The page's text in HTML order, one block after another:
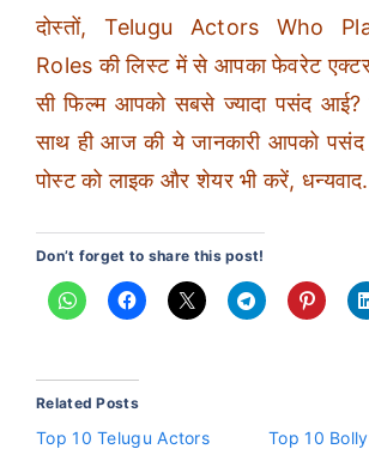
दोस्तों, Telugu Actors Who
Roles की लिस्ट में से आपका फेवरेट
सी फिल्म आपको सबसे ज्यादा पसंद
साथ ही आज की ये जानकारी आपको पसंद
पोस्ट को लाइक और शेयर भी करें, धन्यवाद.
Don’t forget to share this post!
Related Posts
Top 10 Telugu Actors
Top 10